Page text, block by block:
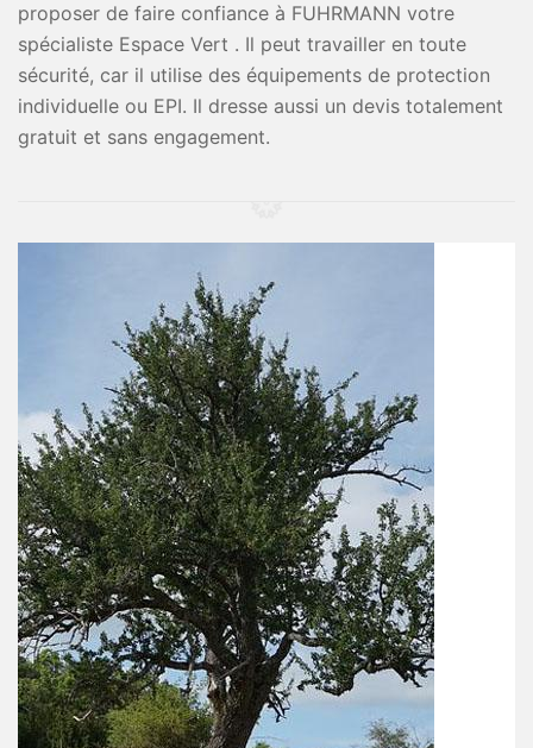
proposer de faire confiance à FUHRMANN votre
spécialiste Espace Vert . Il peut travailler en toute
sécurité, car il utilise des équipements de protection
individuelle ou EPI. Il dresse aussi un devis totalement
gratuit et sans engagement.